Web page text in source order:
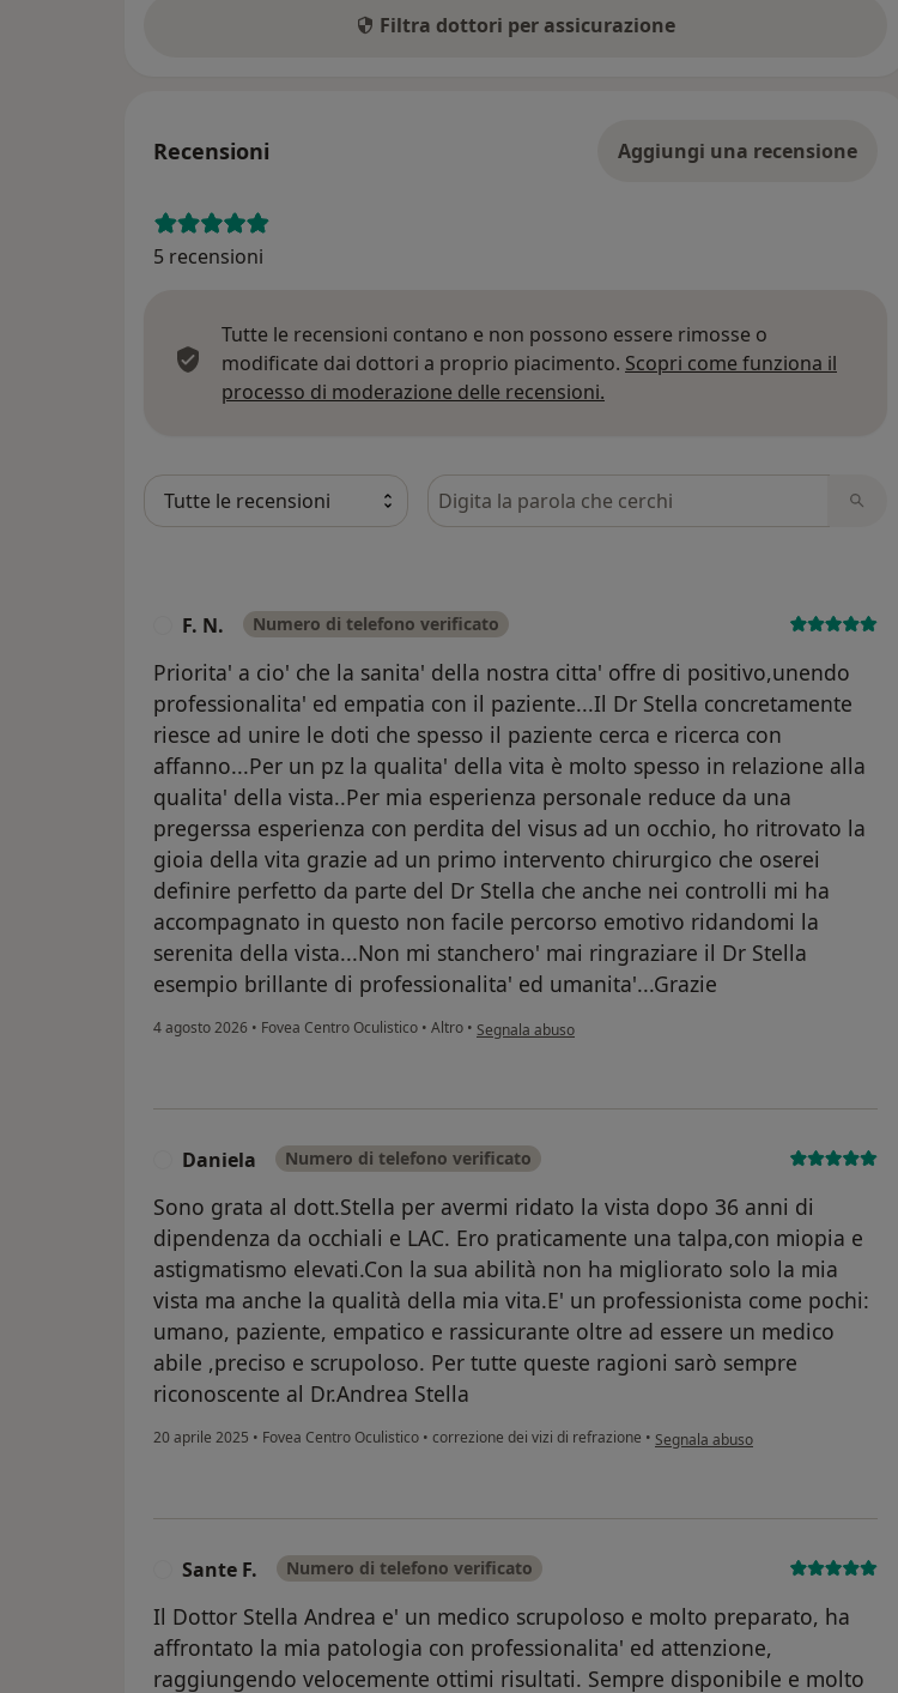
Filtra dottori per assicurazione
Recensioni Aggiungi una recensione
5 recensioni
Tutte le recensioni contano e non possono essere rimosse o
modificate dai dottori a proprio piacimento. Scopri come funziona il
processo di moderazione delle recensioni.
Cerca nelle recensioni
F. N. Numero di telefono verificato
Priorita' a cio' che la sanita' della nostra citta' offre di positivo,unendo
professionalita' ed empatia con il paziente...Il Dr Stella concretamente
riesce ad unire le doti che spesso il paziente cerca e ricerca con
affanno...Per un pz la qualita' della vita è molto spesso in relazione alla
qualita' della vista..Per mia esperienza personale reduce da una
pregerssa esperienza con perdita del visus ad un occhio, ho ritrovato la
gioia della vita grazie ad un primo intervento chirurgico che oserei
definire perfetto da parte del Dr Stella che anche nei controlli mi ha
accompagnato in questo non facile percorso emotivo ridandomi la
serenita della vista...Non mi stanchero' mai ringraziare il Dr Stella
esempio brillante di professionalita' ed umanita'...Grazie
4 agosto 2026 • Fovea Centro Oculistico • Altro • secondo l'opinione dell'utente F. N.
Segnala abuso
Daniela Numero di telefono verificato
Sono grata al dott.Stella per avermi ridato la vista dopo 36 anni di
dipendenza da occhiali e LAC. Ero praticamente una talpa,con miopia e
astigmatismo elevati.Con la sua abilità non ha migliorato solo la mia
vista ma anche la qualità della mia vita.E' un professionista come pochi:
umano, paziente, empatico e rassicurante oltre ad essere un medico
abile ,preciso e scrupoloso. Per tutte queste ragioni sarò sempre
riconoscente al Dr.Andrea Stella
20 aprile 2025 • Fovea Centro Oculistico • correzione dei vizi di refrazione • secondo l'opinione dell'utente Daniela
Segnala abuso
Sante F. Numero di telefono verificato
Il Dottor Stella Andrea e' un medico scrupoloso e molto preparato, ha
affrontato la mia patologia con professionalita' ed attenzione,
raggiungendo velocemente ottimi risultati. Sempre disponibile e molto